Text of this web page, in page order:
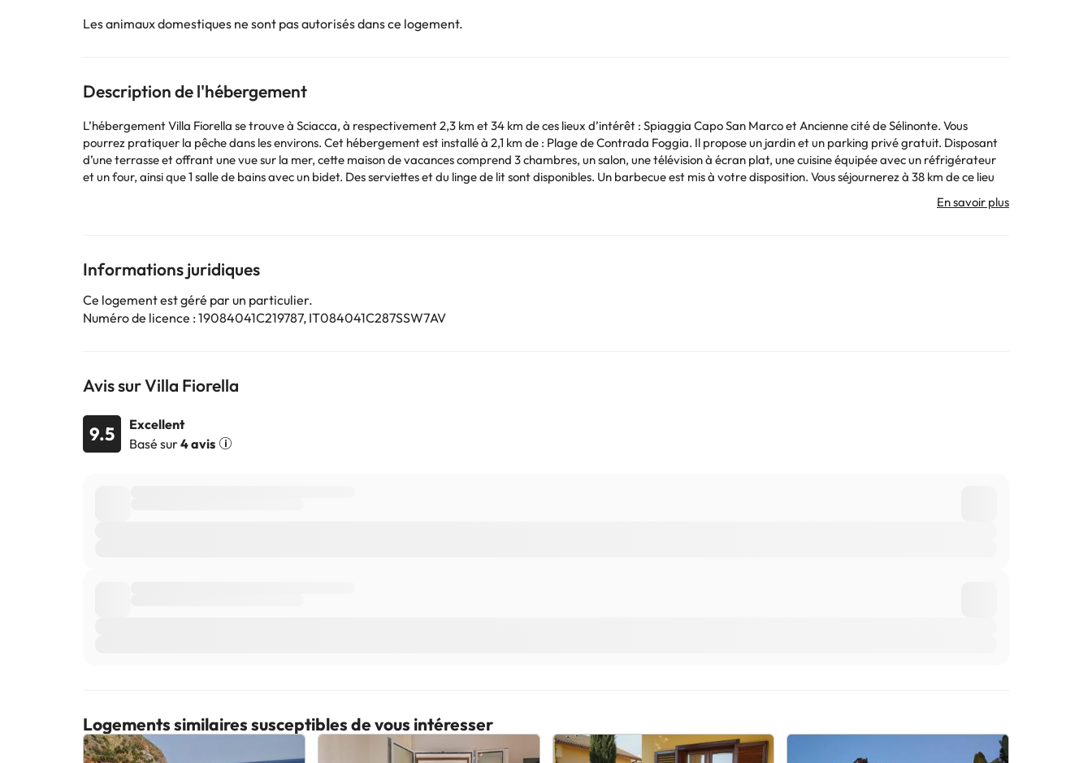
Les animaux domestiques ne sont pas autorisés dans ce logement.
Description de l'hébergement
L’hébergement Villa Fiorella se trouve à Sciacca, à respectivement 2,3 km et 34 km de ces lieux d’intérêt : Spiaggia Capo San Marco et Ancienne cité de Sélinonte. Vous
pourrez pratiquer la pêche dans les environs. Cet hébergement est installé à 2,1 km de : Plage de Contrada Foggia. Il propose un jardin et un parking privé gratuit. Disposant
d’une terrasse et offrant une vue sur la mer, cette maison de vacances comprend 3 chambres, un salon, une télévision à écran plat, une cuisine équipée avec un réfrigérateur
et un four, ainsi que 1 salle de bains avec un bidet. Des serviettes et du linge de lit sont disponibles. Un barbecue est mis à votre disposition. Vous séjournerez à 38 km de ce lieu
sont susceptibles d’être modifiées par l’hébergement. Si vous avez des questions, contactez-nous.
Informations juridiques
Ce logement est géré par un particulier.
Numéro de licence : 19084041C219787, IT084041C287SSW7AV
Avis sur Villa Fiorella
9.5
Excellent
Basé sur4 avis
Logements similaires susceptibles de vous intéresser